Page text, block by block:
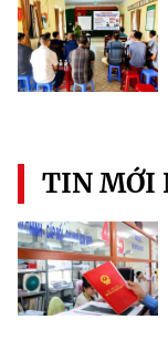
TIN MỚI